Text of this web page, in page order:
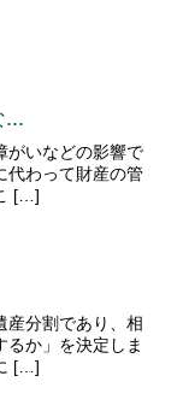
...
がいなどの影響で
代わって財産の管
[…]
産分割であり、相
るか」を決定しま
[…]